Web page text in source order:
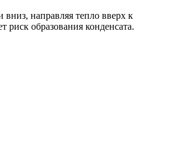
направляя тепло вверх к
риск образования конденсата.